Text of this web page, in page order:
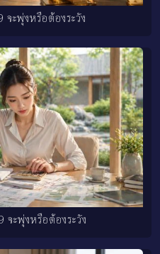
จะพุ่งหรือต้องระวัง
จะพุ่งหรือต้องระวัง